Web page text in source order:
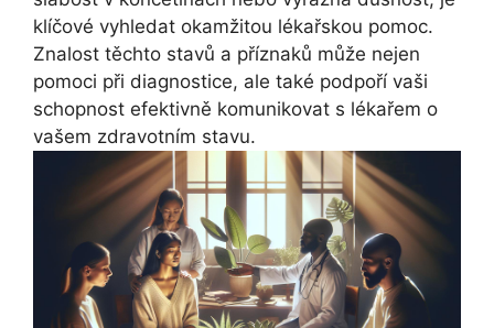
klíčové vyhledat okamžitou lékařskou pomoc.
Znalost těchto stavů a příznaků může nejen
pomoci při diagnostice, ale také podpoří vaši
schopnost efektivně komunikovat s lékařem o
vašem zdravotním stavu.